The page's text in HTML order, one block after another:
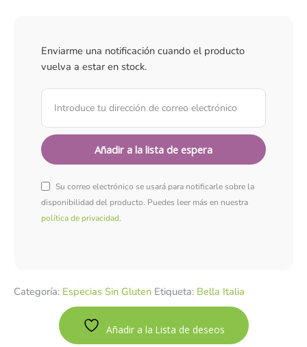
Enviarme una notificación cuando el producto
vuelva a estar en stock.
Su correo electrónico se usará para notificarle sobre la
disponibilidad del producto. Puedes leer más en nuestra
política de privacidad.
Categoría: Especias Sin Gluten Etiqueta: Bella Italia
Añadir a la Lista de deseos